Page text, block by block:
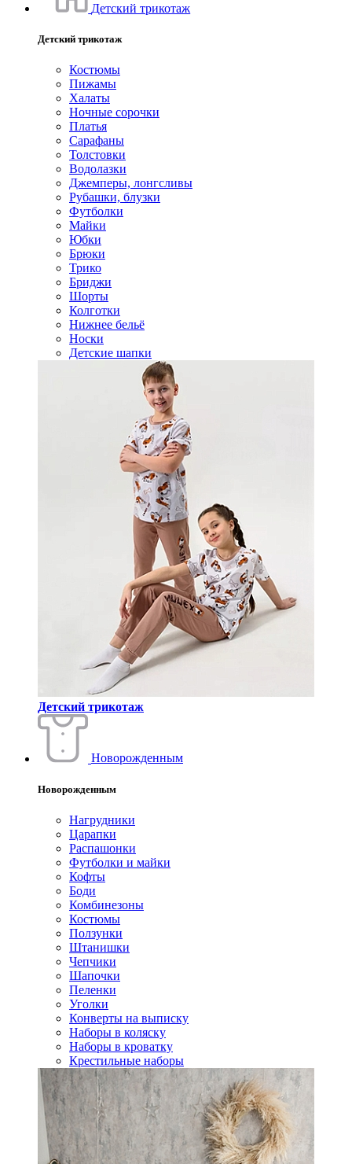
Детский трикотаж
Детский трикотаж
Костюмы
Пижамы
Халаты
Ночные сорочки
Платья
Сарафаны
Толстовки
Водолазки
Джемперы, лонгсливы
Рубашки, блузки
Футболки
Майки
Юбки
Брюки
Трико
Бриджи
Шорты
Колготки
Нижнее бельё
Носки
Детские шапки
Детский трикотаж
Новорожденным
Новорожденным
Нагрудники
Царапки
Распашонки
Футболки и майки
Кофты
Боди
Комбинезоны
Костюмы
Ползунки
Штанишки
Чепчики
Шапочки
Пеленки
Уголки
Конверты на выписку
Наборы в коляску
Наборы в кроватку
Крестильные наборы